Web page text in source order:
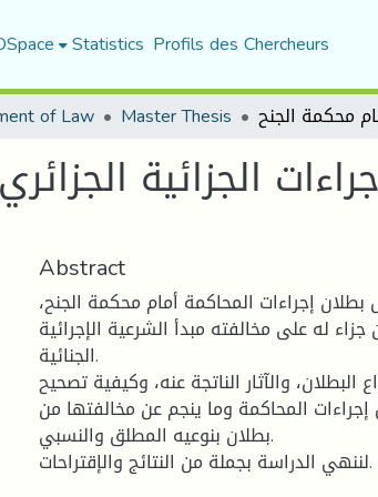
Statistics Profils des Chercheurs
of Law Master Thesis
الجزائية
Abstract
إجراءات المحاكمة أمام محكمة الجنح،
له على مخالفته مبدأ الشرعية الإجرائية
الجنائية.
البطلان، والآثار الناتجة عنه، وكيفية تصحيح
المحاكمة وما ينجم عن مخالفتها من
بطلان بنوعيه المطلق والنسبي.
لننهي الدراسة بجملة من النتائج والإقتراحات.